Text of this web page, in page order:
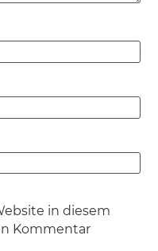
in diesem
Kommentar